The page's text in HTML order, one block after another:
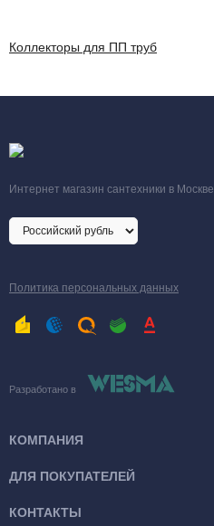
Коллекторы для ПП труб
Интернет магазин сантехники в Москве
Политика персональных данных
Разработано в
КОМПАНИЯ
ДЛЯ ПОКУПАТЕЛЕЙ
КОНТАКТЫ